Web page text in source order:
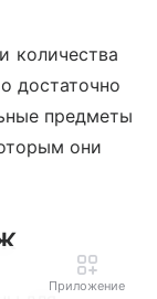
количества
достаточно
предметы
они
Приложение